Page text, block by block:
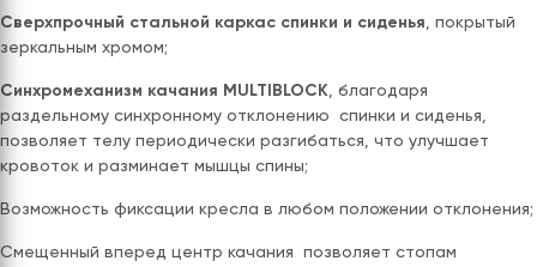
Сверхпрочный стальной каркас спинки и сиденья, покрытый
зеркальным хромом;
Синхромеханизм качания MULTIBLOCK, благодаря
раздельному синхронному отклонению спинки и сиденья,
позволяет телу периодически разгибаться, что улучшает
кровоток и разминает мышцы спины;
Возможность фиксации кресла в любом положении отклонения;
Смещенный вперед центр качания позволяет стопам